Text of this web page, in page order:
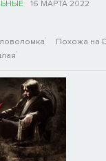
16 МАРТА 2022
Похожа на